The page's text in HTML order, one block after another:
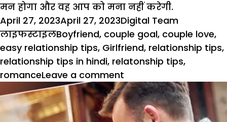
मन होगा और वह आप को मना नहीं करेगी.
Posted
on
April 27, 2023April 27, 2023Author
Digital Team
लाइफस्टाइलTags
Boyfriend, couple goal, couple love,
easy relationship tips, Girlfriend, relationship tips,
relationship tips in hindi, relatonship tips,
romanceLeave a comment
जानें
पत्नी
को